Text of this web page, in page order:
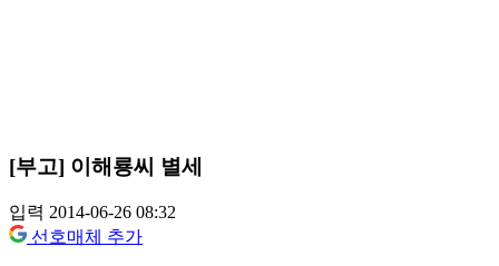
[부고] 이해룡씨 별세
입력 2014-06-26 08:32
선호매체 추가